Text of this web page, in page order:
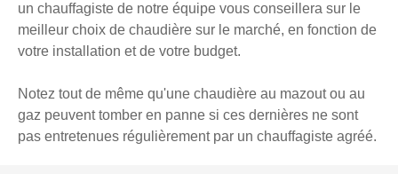
un chauffagiste de notre équipe vous conseillera sur le
meilleur choix de chaudière sur le marché, en fonction de
votre installation et de votre budget.
Notez tout de même qu'une chaudière au mazout ou au
gaz peuvent tomber en panne si ces dernières ne sont
pas entretenues régulièrement par un chauffagiste agréé.